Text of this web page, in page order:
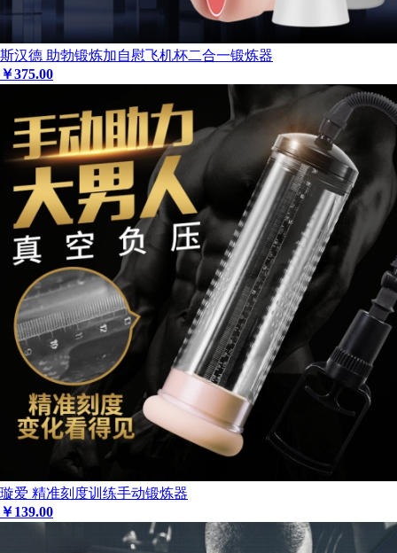
斯汉德 助勃锻炼加自慰飞机杯二合一锻炼器
￥375.00
璇爱 精准刻度训练手动锻炼器
￥139.00